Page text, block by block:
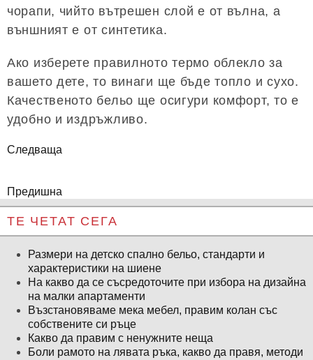
чорапи, чийто вътрешен слой е от вълна, а
външният е от синтетика.
Ако изберете правилното термо облекло за
вашето дете, то винаги ще бъде топло и сухо.
Качественото бельо ще осигури комфорт, то е
удобно и издръжливо.
Следваща
Предишна
ТЕ ЧЕТАТ СЕГА
Размери на детско спално бельо, стандарти и
характеристики на шиене
На какво да се съсредоточите при избора на дизайна
на малки апартаменти
Възстановяваме мека мебел, правим колан със
собствените си ръце
Какво да правим с ненужните неща
Боли рамото на лявата ръка, какво да правя, методи